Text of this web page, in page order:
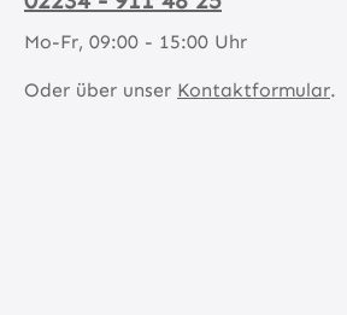
Mo-Fr, 09:00 - 15:00 Uhr
Oder über unser Kontaktformular.